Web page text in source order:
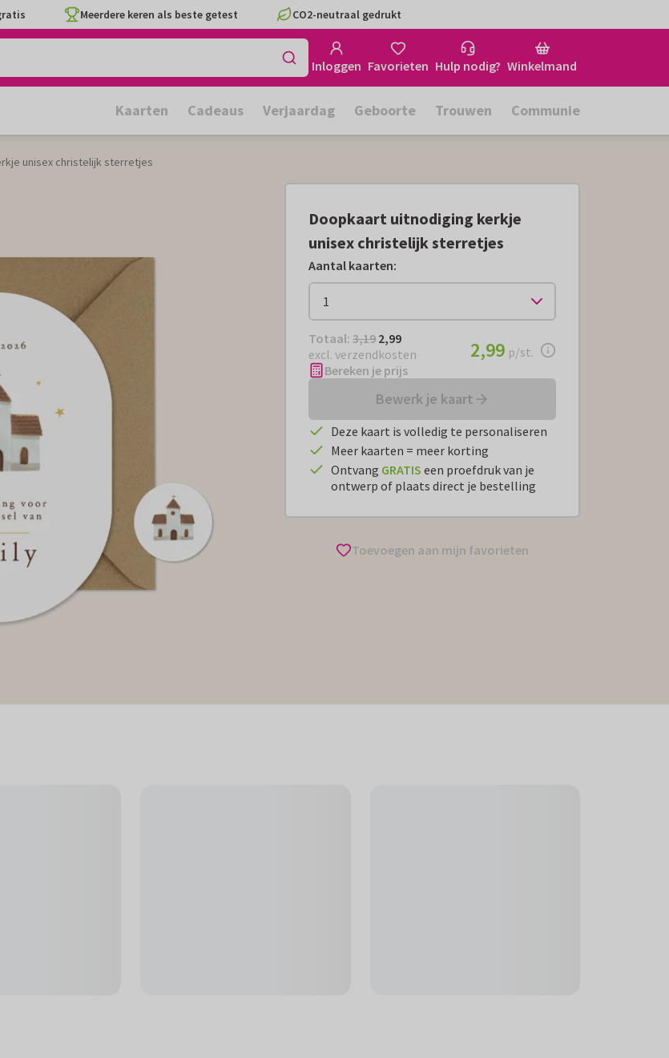
Meerdere keren als beste getest CO2-neutraal gedrukt
Inloggen Favorieten Hulp nodig? Winkelmand
Kaarten Cadeaus Verjaardag Geboorte Trouwen Communie
unisex christelijk sterretjes
Doopkaart uitnodiging kerkje
unisex christelijk sterretjes
Aantal kaarten:
Totaal: € 2,99
Totaal: 3,19 2,99
excl. verzendkosten
€ 2,99per stuk
2,99 p/st.
Bereken je prijs
Bewerk je kaart
Deze kaart is volledig te personaliseren
Meer kaarten = meer korting
Ontvang GRATIS een proefdruk van je
ontwerp of plaats direct je bestelling
Toevoegen aan mijn favorieten